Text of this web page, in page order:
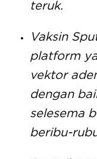
teruk.
Vaksin
platform
vektor
dengan
selesema
beribu-